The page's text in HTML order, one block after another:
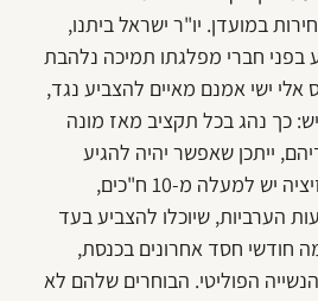
במועדן. יו"ר ישראל ביתנו,
בפני חברי מפלגתו תמיכה נלהבת
אלי ישי אמנם מאיים להצביע נגד,
כך נהג בכל תקציב מאז מונה
בלעדיהם, ייתכן שאפשר יהיה להגיע
להסדר: בשורות האופוזיציה יש למעלה מ-10 ח"כים,
הערביות, שיוכלו להצביע בעד
חודשי חסד אחרונים בכנסת,
הפוליטי. הבוחרים שלהם לא